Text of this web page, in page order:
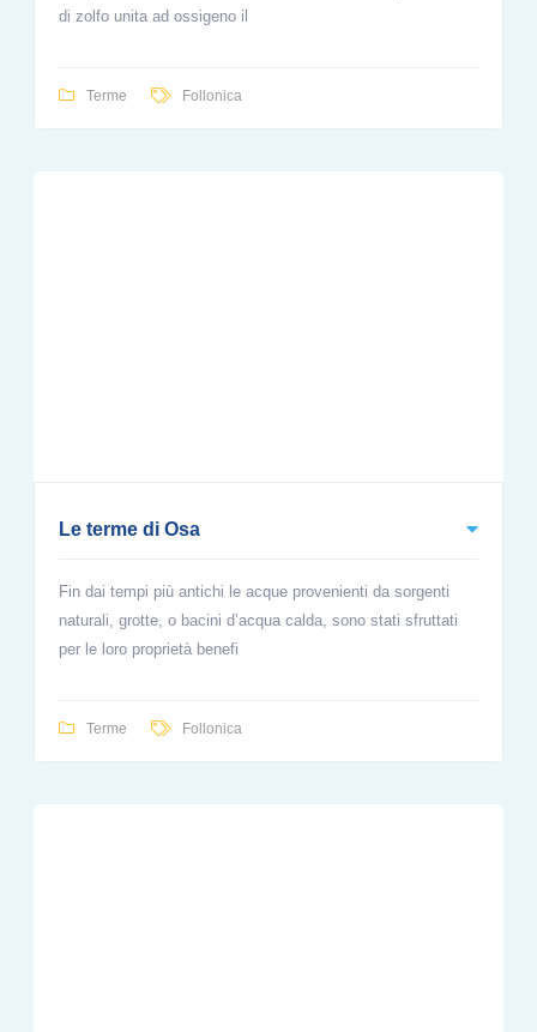
di zolfo unita ad ossigeno il
Terme Follonica
Le terme di Osa
Fin dai tempi più antichi le acque provenienti da sorgenti
naturali, grotte, o bacini d’acqua calda, sono stati sfruttati
per le loro proprietà benefi
Terme Follonica